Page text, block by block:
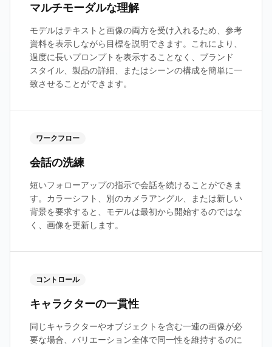
マルチモーダルな理解
モデルはテキストと画像の両方を受け入れるため、参考
資料を表示しながら目標を説明できます。これにより、
過度に長いプロンプトを表示することなく、ブランド
スタイル、製品の詳細、またはシーンの構成を簡単に一
致させることができます。
ワークフロー
会話の洗練
短いフォローアップの指示で会話を続けることができま
す。カラーシフト、別のカメラアングル、または新しい
背景を要求すると、モデルは最初から開始するのではな
く、画像を更新します。
コントロール
キャラクターの一貫性
同じキャラクターやオブジェクトを含む一連の画像が必
要な場合、バリエーション全体で同一性を維持するのに